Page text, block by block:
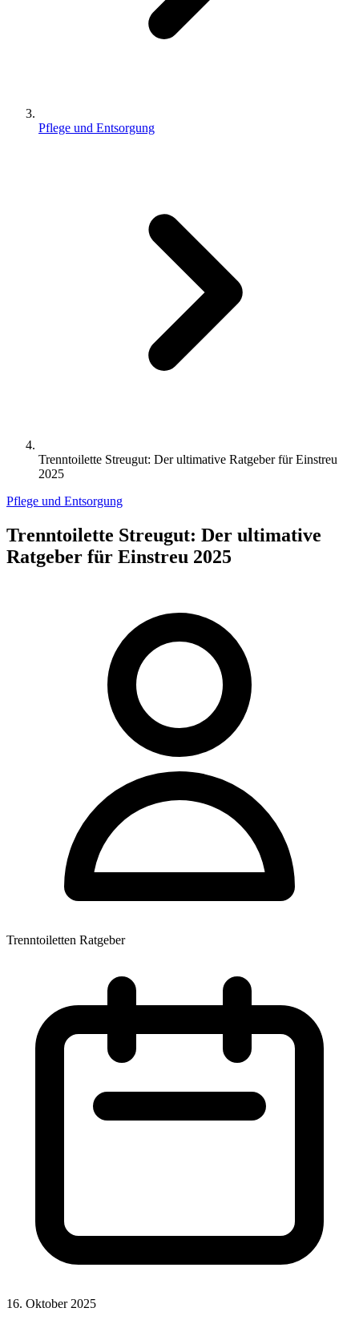
Pflege und Entsorgung
Trenntoilette Streugut: Der ultimative Ratgeber für Einstreu
2025
Pflege und Entsorgung
Trenntoilette Streugut: Der ultimative
Ratgeber für Einstreu 2025
Trenntoiletten Ratgeber
16. Oktober 2025